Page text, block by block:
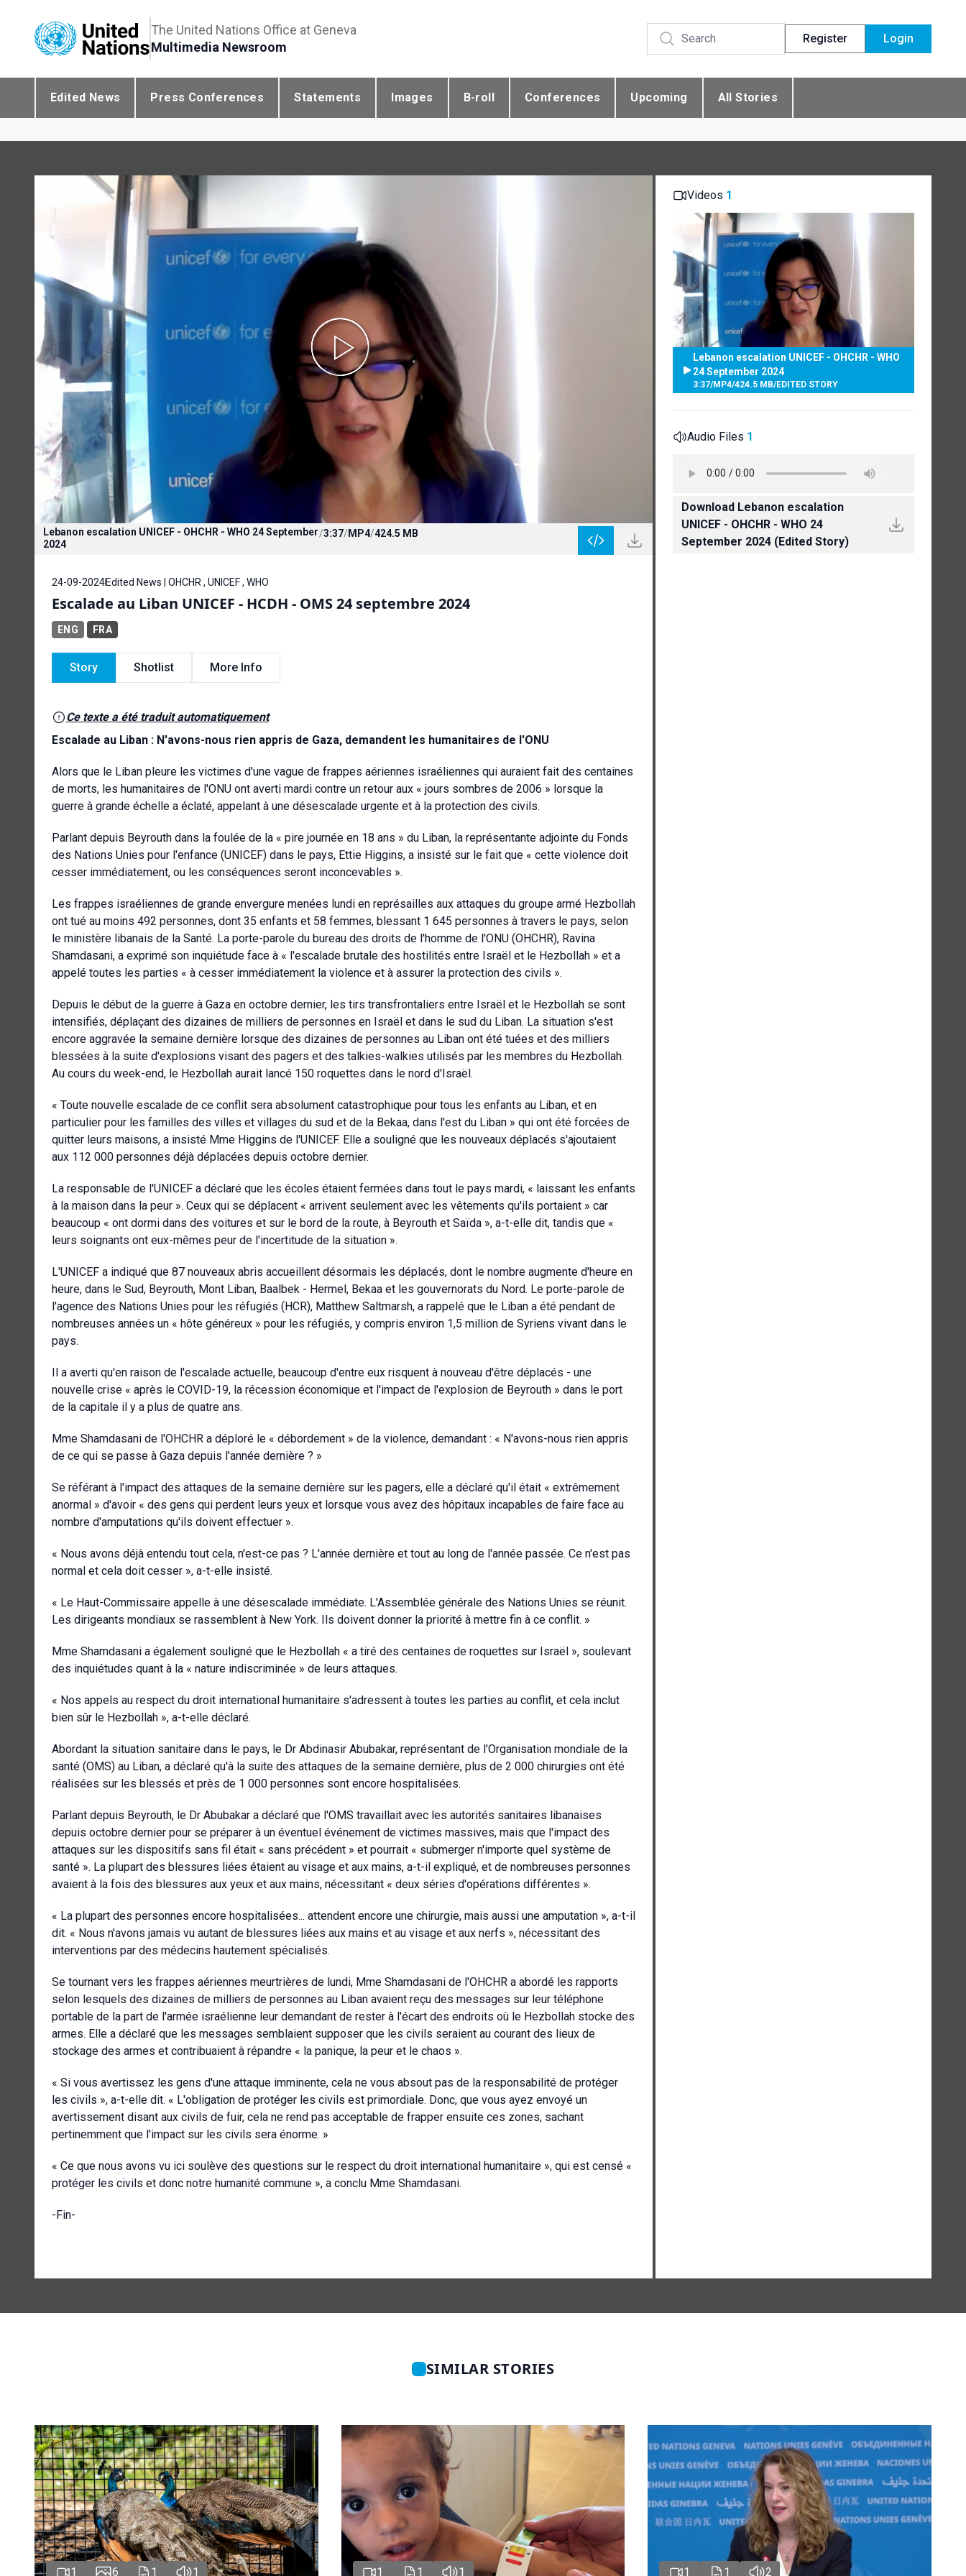
The United Nations Office at Geneva
Multimedia Newsroom
Register Login
Edited News Press Conferences Statements Images B-roll Conferences Upcoming All Stories
Lebanon escalation UNICEF - OHCHR - WHO 24 September
2024
/3:37/MP4/424.5 MB
24-09-2024Edited News | OHCHR , UNICEF , WHO
Escalade au Liban UNICEF - HCDH - OMS 24 septembre 2024
ENG FRA
Story Shotlist More Info
Ce texte a été traduit automatiquement
Escalade au Liban : N'avons-nous rien appris de Gaza, demandent les humanitaires de l'ONU
Alors que le Liban pleure les victimes d'une vague de frappes aériennes israéliennes qui auraient fait des centaines
de morts, les humanitaires de l'ONU ont averti mardi contre un retour aux « jours sombres de 2006 » lorsque la
guerre à grande échelle a éclaté, appelant à une désescalade urgente et à la protection des civils.
Parlant depuis Beyrouth dans la foulée de la « pire journée en 18 ans » du Liban, la représentante adjointe du Fonds
des Nations Unies pour l'enfance (UNICEF) dans le pays, Ettie Higgins, a insisté sur le fait que « cette violence doit
cesser immédiatement, ou les conséquences seront inconcevables ».
Les frappes israéliennes de grande envergure menées lundi en représailles aux attaques du groupe armé Hezbollah
ont tué au moins 492 personnes, dont 35 enfants et 58 femmes, blessant 1 645 personnes à travers le pays, selon
le ministère libanais de la Santé. La porte-parole du bureau des droits de l'homme de l'ONU (OHCHR), Ravina
Shamdasani, a exprimé son inquiétude face à « l'escalade brutale des hostilités entre Israël et le Hezbollah » et a
appelé toutes les parties « à cesser immédiatement la violence et à assurer la protection des civils ».
Depuis le début de la guerre à Gaza en octobre dernier, les tirs transfrontaliers entre Israël et le Hezbollah se sont
intensifiés, déplaçant des dizaines de milliers de personnes en Israël et dans le sud du Liban. La situation s'est
encore aggravée la semaine dernière lorsque des dizaines de personnes au Liban ont été tuées et des milliers
blessées à la suite d'explosions visant des pagers et des talkies-walkies utilisés par les membres du Hezbollah.
Au cours du week-end, le Hezbollah aurait lancé 150 roquettes dans le nord d'Israël.
« Toute nouvelle escalade de ce conflit sera absolument catastrophique pour tous les enfants au Liban, et en
particulier pour les familles des villes et villages du sud et de la Bekaa, dans l'est du Liban » qui ont été forcées de
quitter leurs maisons, a insisté Mme Higgins de l'UNICEF. Elle a souligné que les nouveaux déplacés s'ajoutaient
aux 112 000 personnes déjà déplacées depuis octobre dernier.
La responsable de l'UNICEF a déclaré que les écoles étaient fermées dans tout le pays mardi, « laissant les enfants
à la maison dans la peur ». Ceux qui se déplacent « arrivent seulement avec les vêtements qu'ils portaient » car
beaucoup « ont dormi dans des voitures et sur le bord de la route, à Beyrouth et Saïda », a-t-elle dit, tandis que «
leurs soignants ont eux-mêmes peur de l'incertitude de la situation ».
L'UNICEF a indiqué que 87 nouveaux abris accueillent désormais les déplacés, dont le nombre augmente d'heure en
heure, dans le Sud, Beyrouth, Mont Liban, Baalbek - Hermel, Bekaa et les gouvernorats du Nord. Le porte-parole de
l'agence des Nations Unies pour les réfugiés (HCR), Matthew Saltmarsh, a rappelé que le Liban a été pendant de
nombreuses années un « hôte généreux » pour les réfugiés, y compris environ 1,5 million de Syriens vivant dans le
pays.
Il a averti qu'en raison de l'escalade actuelle, beaucoup d'entre eux risquent à nouveau d'être déplacés - une
nouvelle crise « après le COVID-19, la récession économique et l'impact de l'explosion de Beyrouth » dans le port
de la capitale il y a plus de quatre ans.
Mme Shamdasani de l'OHCHR a déploré le « débordement » de la violence, demandant : « N'avons-nous rien appris
de ce qui se passe à Gaza depuis l'année dernière ? »
Se référant à l'impact des attaques de la semaine dernière sur les pagers, elle a déclaré qu'il était « extrêmement
anormal » d'avoir « des gens qui perdent leurs yeux et lorsque vous avez des hôpitaux incapables de faire face au
nombre d'amputations qu'ils doivent effectuer ».
« Nous avons déjà entendu tout cela, n'est-ce pas ? L'année dernière et tout au long de l'année passée. Ce n'est pas
normal et cela doit cesser », a-t-elle insisté.
« Le Haut-Commissaire appelle à une désescalade immédiate. L'Assemblée générale des Nations Unies se réunit.
Les dirigeants mondiaux se rassemblent à New York. Ils doivent donner la priorité à mettre fin à ce conflit. »
Mme Shamdasani a également souligné que le Hezbollah « a tiré des centaines de roquettes sur Israël », soulevant
des inquiétudes quant à la « nature indiscriminée » de leurs attaques.
« Nos appels au respect du droit international humanitaire s'adressent à toutes les parties au conflit, et cela inclut
bien sûr le Hezbollah », a-t-elle déclaré.
Abordant la situation sanitaire dans le pays, le Dr Abdinasir Abubakar, représentant de l'Organisation mondiale de la
santé (OMS) au Liban, a déclaré qu'à la suite des attaques de la semaine dernière, plus de 2 000 chirurgies ont été
réalisées sur les blessés et près de 1 000 personnes sont encore hospitalisées.
Parlant depuis Beyrouth, le Dr Abubakar a déclaré que l'OMS travaillait avec les autorités sanitaires libanaises
depuis octobre dernier pour se préparer à un éventuel événement de victimes massives, mais que l'impact des
attaques sur les dispositifs sans fil était « sans précédent » et pourrait « submerger n'importe quel système de
santé ». La plupart des blessures liées étaient au visage et aux mains, a-t-il expliqué, et de nombreuses personnes
avaient à la fois des blessures aux yeux et aux mains, nécessitant « deux séries d'opérations différentes ».
« La plupart des personnes encore hospitalisées... attendent encore une chirurgie, mais aussi une amputation », a-t-il
dit. « Nous n'avons jamais vu autant de blessures liées aux mains et au visage et aux nerfs », nécessitant des
interventions par des médecins hautement spécialisés.
Se tournant vers les frappes aériennes meurtrières de lundi, Mme Shamdasani de l'OHCHR a abordé les rapports
selon lesquels des dizaines de milliers de personnes au Liban avaient reçu des messages sur leur téléphone
portable de la part de l'armée israélienne leur demandant de rester à l'écart des endroits où le Hezbollah stocke des
armes. Elle a déclaré que les messages semblaient supposer que les civils seraient au courant des lieux de
stockage des armes et contribuaient à répandre « la panique, la peur et le chaos ».
« Si vous avertissez les gens d'une attaque imminente, cela ne vous absout pas de la responsabilité de protéger
les civils », a-t-elle dit. « L'obligation de protéger les civils est primordiale. Donc, que vous ayez envoyé un
avertissement disant aux civils de fuir, cela ne rend pas acceptable de frapper ensuite ces zones, sachant
pertinemment que l'impact sur les civils sera énorme. »
« Ce que nous avons vu ici soulève des questions sur le respect du droit international humanitaire », qui est censé «
protéger les civils et donc notre humanité commune », a conclu Mme Shamdasani.
-Fin-
Videos 1
Lebanon escalation UNICEF - OHCHR - WHO
24 September 2024
3:37/MP4/424.5 MB/EDITED STORY
Audio Files 1
Download Lebanon escalation
UNICEF - OHCHR - WHO 24
September 2024 (Edited Story)
SIMILAR STORIES
1 6 1 1 1 1 1 1 1 2